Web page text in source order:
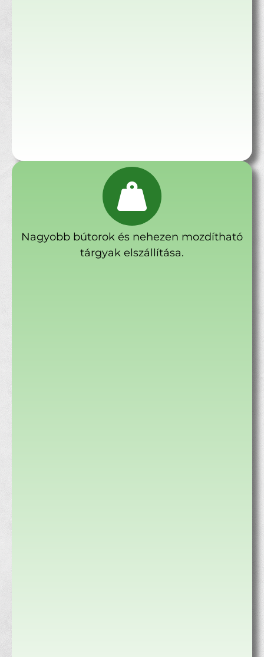
Nagyobb bútorok és nehezen mozdítható
tárgyak elszállítása.